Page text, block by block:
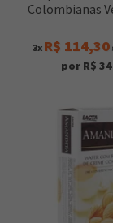
Colombianas
3x R$ 114,30
por R$